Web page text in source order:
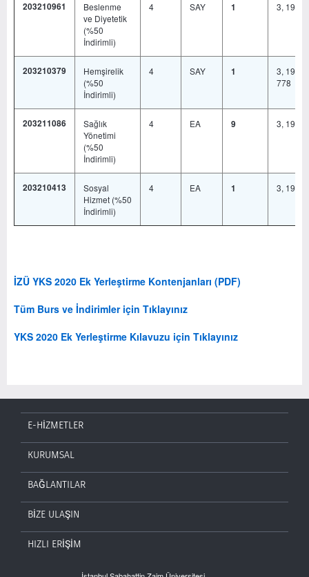
203210961
Beslenme
ve Diyetetik
(%50
İndirimli)
4 SAY 1 3, 19,
203210379
Hemşirelik
(%50
İndirimli)
4 SAY 1
3, 19,
778
203211086
Sağlık
Yönetimi
(%50
İndirimli)
4 EA 9 3, 19,
203210413
Sosyal
Hizmet (%50
İndirimli)
4 EA 1 3, 19,
İZÜ YKS 2020 Ek Yerleştirme Kontenjanları (PDF)
Tüm Burs ve İndirimler için Tıklayınız
YKS 2020 Ek Yerleştirme Kılavuzu için Tıklayınız
E-HİZMETLER
KURUMSAL
BAĞLANTILAR
BİZE ULAŞIN
HIZLI ERİŞİM